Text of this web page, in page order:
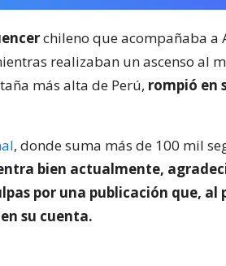
chileno que acompañaba a
realizaban un ascenso al
más alta de Perú, rompió en
, donde suma más de 100 mil
bien actualmente,
por una publicación que, al
su cuenta.